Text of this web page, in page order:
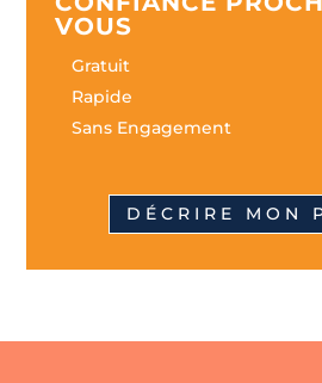
VOUS
Gratuit
Rapide
Sans Engagement
DÉCRIRE MON